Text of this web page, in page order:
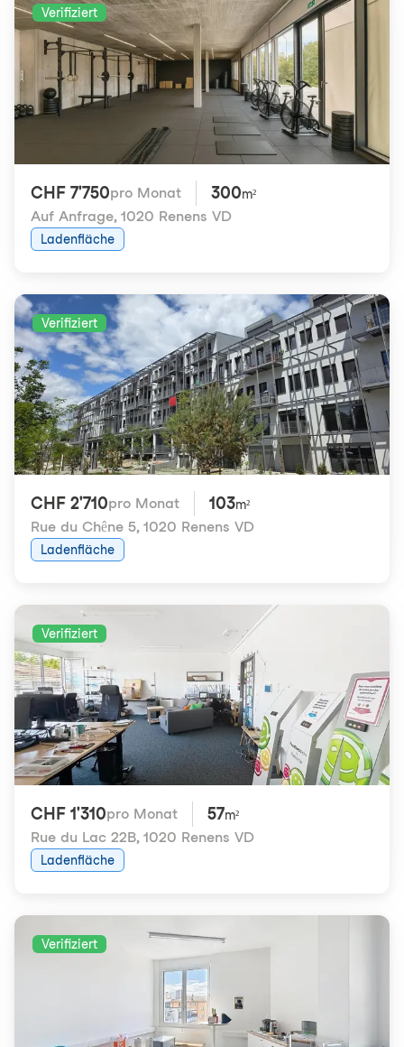
Verifiziert
CHF 7'750pro Monat 300m²
Auf Anfrage, 1020 Renens VD
Ladenfläche
Verifiziert
CHF 2'710pro Monat 103m²
Rue du Chêne 5, 1020 Renens VD
Ladenfläche
Verifiziert
CHF 1'310pro Monat 57m²
Rue du Lac 22B, 1020 Renens VD
Ladenfläche
Verifiziert